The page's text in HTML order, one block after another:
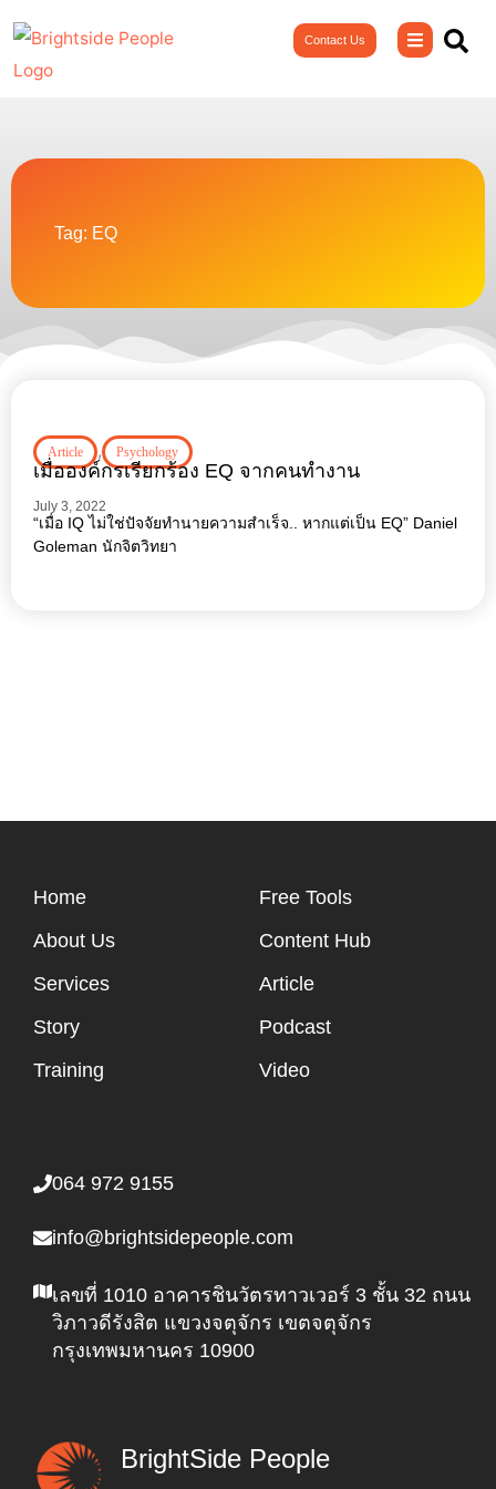
to
content
Contact Us
Tag: EQ
Article , Psychology
เมื่อองค์กรเรียกร้อง EQ จากคนทำงาน
July 3, 2022
“เมื่อ IQ ไม่ใช่ปัจจัยทำนายความสำเร็จ.. หากแต่เป็น EQ” Daniel
Goleman นักจิตวิทยา
BrightSide People
Home
About Us
Services
Story
Training
Free Tools
Content Hub
Article
Podcast
Video
064 972 9155
info@brightsidepeople.com
เลขที่ 1010 อาคารชินวัตรทาวเวอร์ 3 ชั้น 32 ถนน
วิภาวดีรังสิต แขวงจตุจักร เขตจตุจักร
กรุงเทพมหานคร 10900